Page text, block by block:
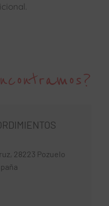
28223 Pozuelo